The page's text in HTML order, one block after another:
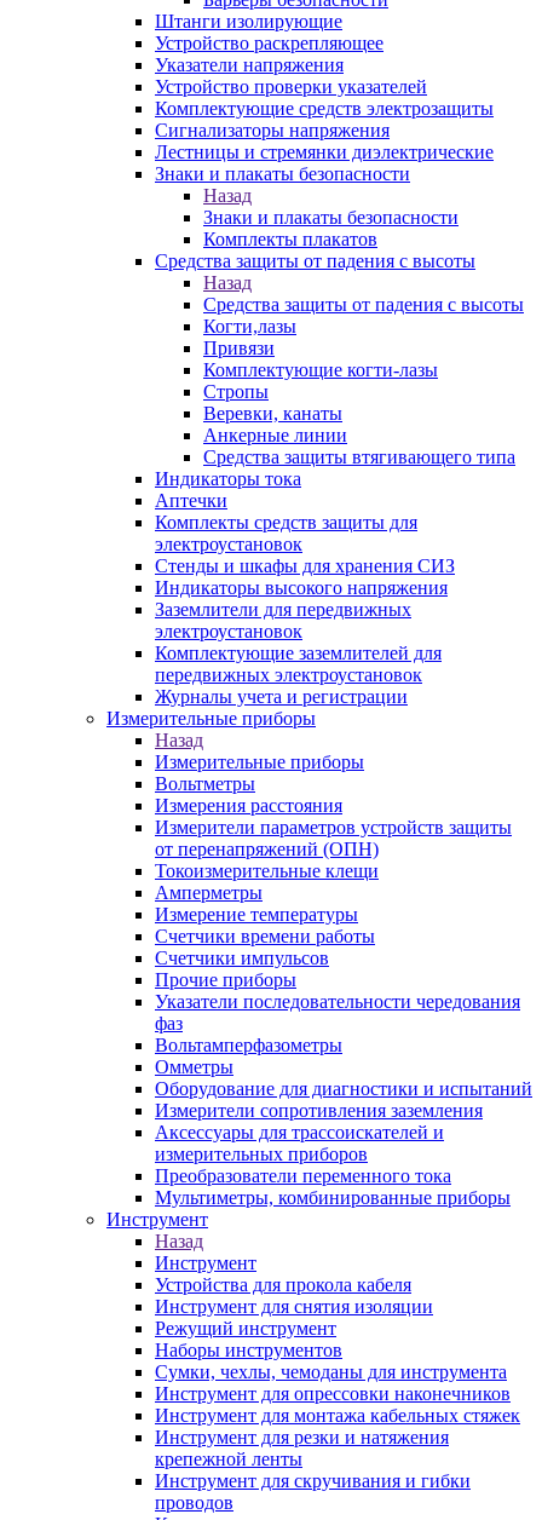
Штанги изолирующие
Устройство раскрепляющее
Указатели напряжения
Устройство проверки указателей
Комплектующие средств электрозащиты
Сигнализаторы напряжения
Лестницы и стремянки диэлектрические
Знаки и плакаты безопасности
Назад
Знаки и плакаты безопасности
Комплекты плакатов
Средства защиты от падения с высоты
Назад
Средства защиты от падения с высоты
Когти,лазы
Привязи
Комплектующие когти-лазы
Стропы
Веревки, канаты
Анкерные линии
Средства защиты втягивающего типа
Индикаторы тока
Аптечки
Комплекты средств защиты для
электроустановок
Стенды и шкафы для хранения СИЗ
Индикаторы высокого напряжения
Заземлители для передвижных
электроустановок
Комплектующие заземлителей для
передвижных электроустановок
Журналы учета и регистрации
Измерительные приборы
Назад
Измерительные приборы
Вольтметры
Измерения расстояния
Измерители параметров устройств защиты
от перенапряжений (ОПН)
Токоизмерительные клещи
Амперметры
Измерение температуры
Счетчики времени работы
Счетчики импульсов
Прочие приборы
Указатели последовательности чередования
фаз
Вольтамперфазометры
Омметры
Оборудование для диагностики и испытаний
Измерители сопротивления заземления
Аксессуары для трассоискателей и
измерительных приборов
Преобразователи переменного тока
Мультиметры, комбинированные приборы
Инструмент
Назад
Инструмент
Устройства для прокола кабеля
Инструмент для снятия изоляции
Режущий инструмент
Наборы инструментов
Сумки, чехлы, чемоданы для инструмента
Инструмент для опрессовки наконечников
Инструмент для монтажа кабельных стяжек
Инструмент для резки и натяжения
крепежной ленты
Инструмент для скручивания и гибки
проводов